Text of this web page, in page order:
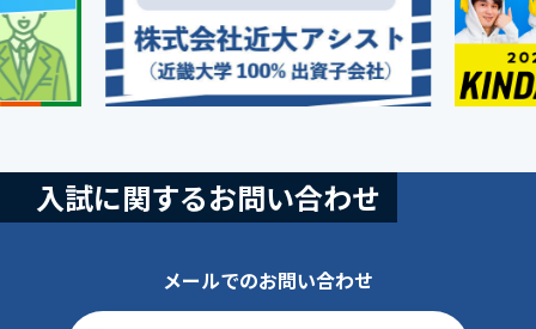
入試に関するお問い合わせ
メールでのお問い合わせ